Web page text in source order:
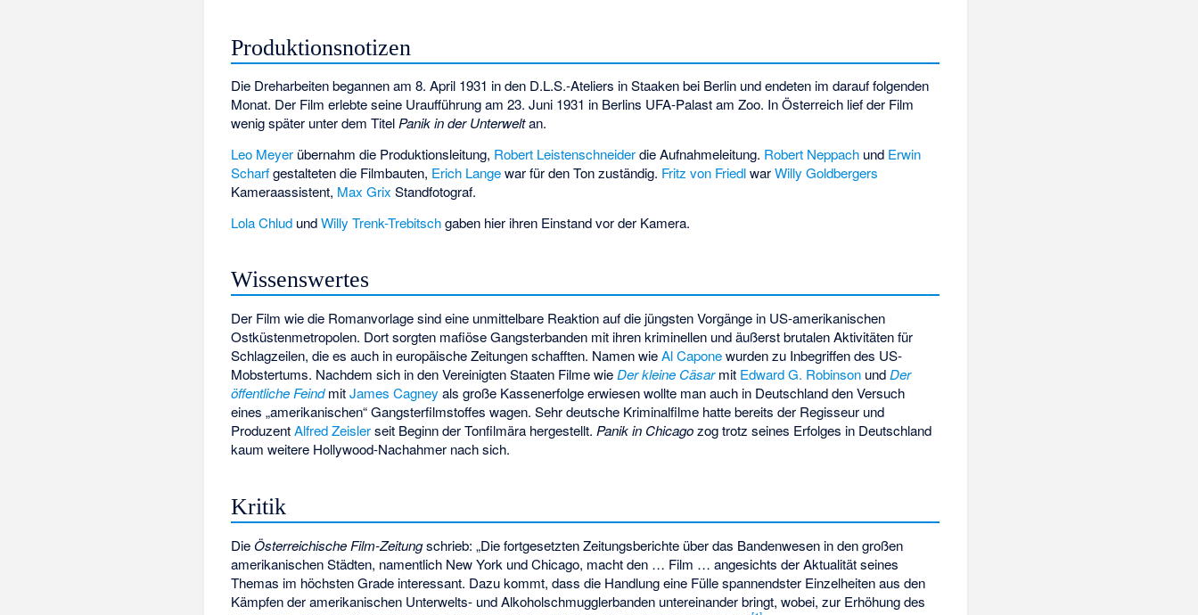
Produktionsnotizen
Die Dreharbeiten begannen am 8. April 1931 in den D.L.S.-Ateliers in Staaken bei Berlin und endeten im darauf folgenden
Monat. Der Film erlebte seine Uraufführung am 23. Juni 1931 in Berlins UFA-Palast am Zoo. In Österreich lief der Film
wenig später unter dem TitelPanik in der Unterweltan.
Leo Meyer übernahm die Produktionsleitung, Robert Leistenschneiderdie Aufnahmeleitung. Robert Neppach und Erwin
Scharfgestalteten die Filmbauten, Erich Langewar für den Ton zuständig. Fritz von FriedlwarWilly Goldbergers
Kameraassistent, Max Grix Standfotograf.
Lola Chlud undWilly Trenk-Trebitschgaben hier ihren Einstand vor der Kamera.
Wissenswertes
Der Film wie die Romanvorlage sind eine unmittelbare Reaktion auf die jüngsten Vorgänge in US-amerikanischen
Ostküstenmetropolen. Dort sorgten mafiöse Gangsterbanden mit ihren kriminellen und äußerst brutalen Aktivitäten für
Schlagzeilen, die es auch in europäische Zeitungen schafften. Namen wieAl Caponewurden zu Inbegriffen des US-
Mobstertums. Nachdem sich in den Vereinigten Staaten Filme wieDer kleine Cäsarmit Edward G. Robinson undDer
öffentliche FeindmitJames Cagney als große Kassenerfolge erwiesen wollte man auch in Deutschland den Versuch
eines „amerikanischen“ Gangsterfilmstoffes wagen. Sehr deutsche Kriminalfilme hatte bereits der Regisseur und
ProduzentAlfred Zeislerseit Beginn der Tonfilmära hergestellt. Panik in Chicagozog trotz seines Erfolges in Deutschland
kaum weitere Hollywood-Nachahmer nach sich.
Kritik
DieÖsterreichische Film-Zeitungschrieb: „Die fortgesetzten Zeitungsberichte über das Bandenwesen in den großen
amerikanischen Städten, namentlich New York und Chicago, macht den … Film … angesichts der Aktualität seines
Themas im höchsten Grade interessant. Dazu kommt, dass die Handlung eine Fülle spannendster Einzelheiten aus den
Kämpfen der amerikanischen Unterwelts- und Alkoholschmugglerbanden untereinander bringt, wobei, zur Erhöhung des